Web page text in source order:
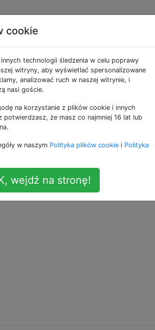
w dd
rozruchową kartę SD
.iso of=/dev
cookie
technologii śledzenia w celu poprawy
witryny, aby wyświetlać spersonalizowane
analizować ruch w naszej witrynie, i
nasi goście.
na korzystanie z plików cookie i innych
potwierdzasz, że masz co najmniej 16 lat lub
w naszym Polityka plików cookie i Polityka
wejdź na stronę!